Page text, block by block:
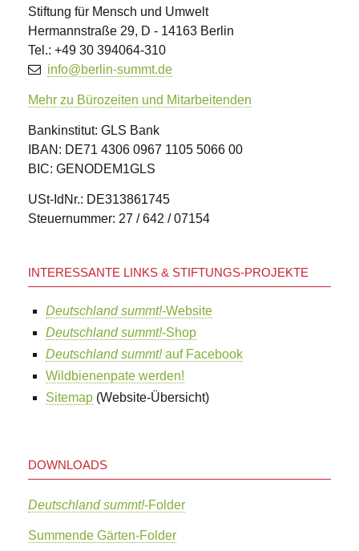
Stiftung für Mensch und Umwelt
Hermannstraße 29, D - 14163 Berlin
Tel.: +49 30 394064-310
info@berlin-summt.de
Mehr zu Bürozeiten und Mitarbeitenden
Bankinstitut: GLS Bank
IBAN: DE71 4306 0967 1105 5066 00
BIC: GENODEM1GLS
USt-IdNr.: DE313861745
Steuernummer: 27 / 642 / 07154
INTERESSANTE LINKS & STIFTUNGS-PROJEKTE
Deutschland summt!-Website
Deutschland summt!-Shop
Deutschland summt!auf Facebook
Wildbienenpate werden!
Sitemap (Website-Übersicht)
DOWNLOADS
Deutschland summt!-Folder
Summende Gärten-Folder